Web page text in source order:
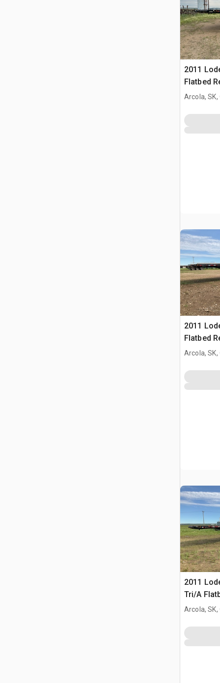
2011
Flatbed
champ
Arcola, SK,
2011
Flatbed
champ
Arcola, SK,
2011
Tri/A
champ
Arcola, SK,